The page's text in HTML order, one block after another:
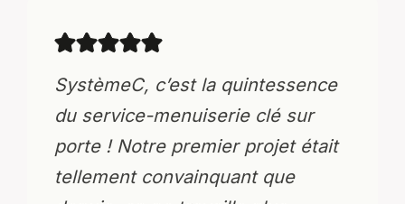
SystèmeC, c’est la quintessence
du service-menuiserie clé sur
porte ! Notre premier projet était
tellement convainquant que